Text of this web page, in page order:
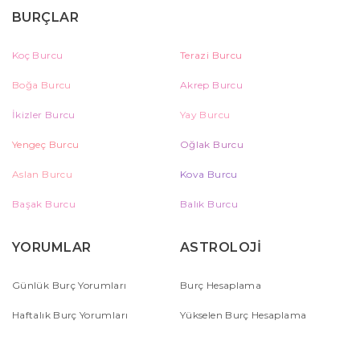
BURÇLAR
Koç Burcu Terazi Burcu
Boğa Burcu Akrep Burcu
İkizler Burcu Yay Burcu
Yengeç Burcu Oğlak Burcu
Aslan Burcu Kova Burcu
Başak Burcu Balık Burcu
YORUMLAR
Günlük Burç Yorumları
Haftalık Burç Yorumları
ASTROLOJİ
Burç Hesaplama
Yükselen Burç Hesaplama